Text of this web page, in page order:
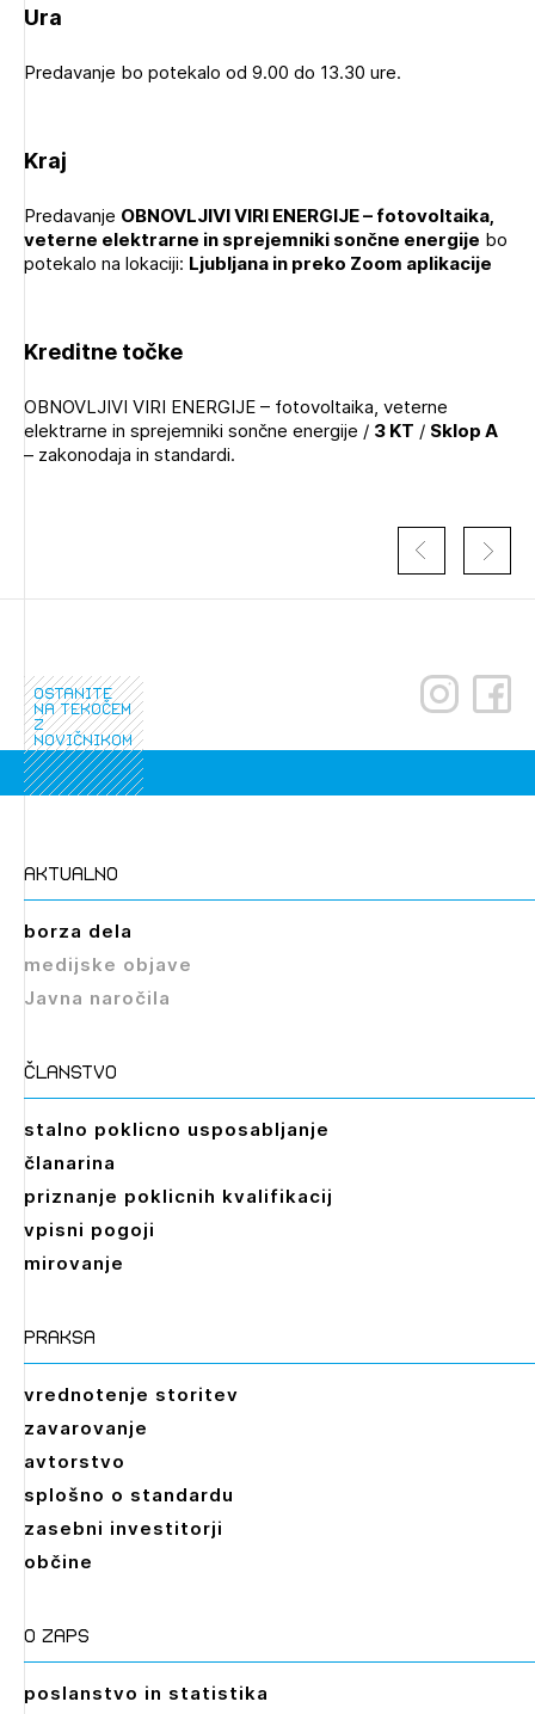
dostopate, se je potrebno prijaviti.
PRIJAVITE SE REGISTRIRAJTE SE
Ura
Predavanje bo potekalo od 9.00 do 13.30 ure.
Kraj
Predavanje OBNOVLJIVI VIRI ENERGIJE – fotovoltaika,
veterne elektrarne in sprejemniki sončne energije bo
potekalo na lokaciji: Ljubljana in preko Zoom aplikacije
Kreditne točke
OBNOVLJIVI VIRI ENERGIJE – fotovoltaika, veterne
elektrarne in sprejemniki sončne energije / 3 KT / Sklop A
– zakonodaja in standardi.
ostanite
na tekočem
z
novičnikom
aktualno
borza dela
medijske objave
Javna naročila
članstvo
stalno poklicno usposabljanje
članarina
priznanje poklicnih kvalifikacij
vpisni pogoji
mirovanje
praksa
vrednotenje storitev
zavarovanje
avtorstvo
splošno o standardu
zasebni investitorji
občine
O zaps
poslanstvo in statistika